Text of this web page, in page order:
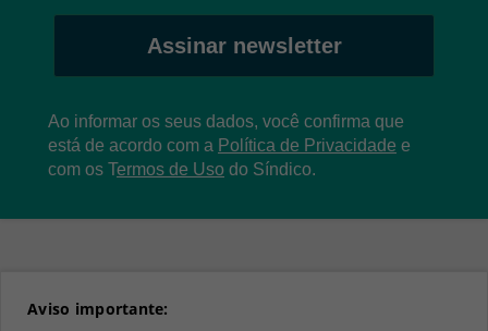
Assinar newsletter
Ao informar os seus dados, você confirma que
está de acordo com a Política de Privacidade e
com os Termos de Uso do Síndico.
Aviso importante: